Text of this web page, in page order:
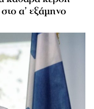
α’ εξάμηνο